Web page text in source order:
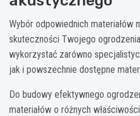
Wybór odpowiednich materiałów
skuteczności Twojego
wykorzystać zarówno
jak i powszechnie dostępne
Do budowy efektywnego
materiałów o różnych